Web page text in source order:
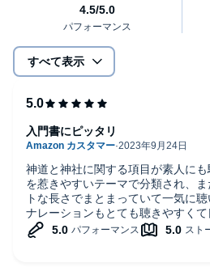
すべて表示
神道と神社に関する項目が素人に
を惹きやすいテーマで分類され、
トな長さでまとまっていて一気に聴
ナレーションもとても聴きやすくて
入門書にピッタリ